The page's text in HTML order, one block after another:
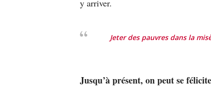
y arriver.
Jeter des pauvres dans la
Jusqu’à présent, on peut se